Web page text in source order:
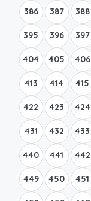
386 387 388
395 396 397
404 405 406
413 414 415
422 423 424
431 432 433
440 441 442
449 450 451